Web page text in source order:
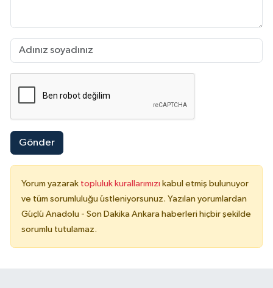
Gönder
Yorum yazarak topluluk kurallarımızı kabul etmiş bulunuyor
ve tüm sorumluluğu üstleniyorsunuz. Yazılan yorumlardan
Güçlü Anadolu - Son Dakika Ankara haberleri hiçbir şekilde
sorumlu tutulamaz.